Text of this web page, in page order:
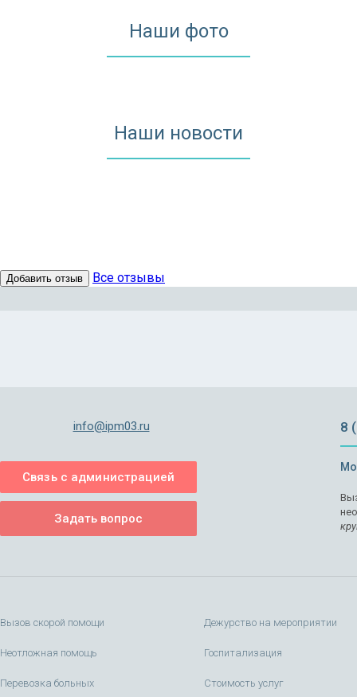
Наши фото
Наши новости
Добавить отзыв Все отзывы
info@ipm03.ru
Связь с администрацией
Задать вопрос
8
Вызов скорой помощи
Неотложная помощь
Перевозка больных
Дежурство на мероприятии
Госпитализация
Стоимость услуг